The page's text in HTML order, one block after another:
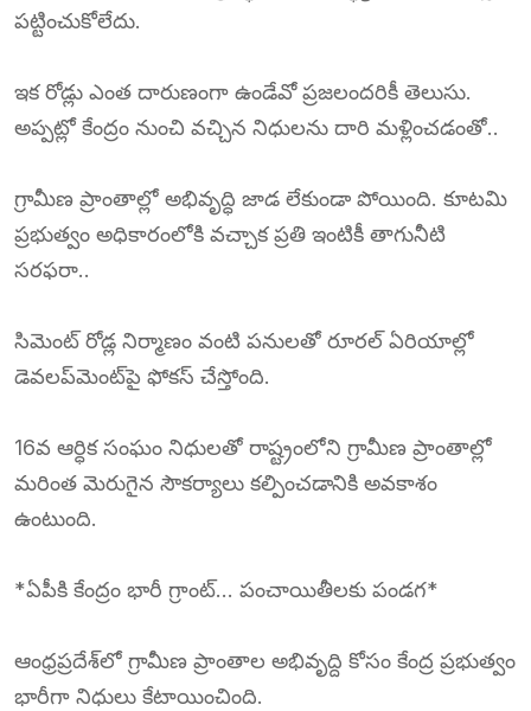
పట్టించుకోలేదు.
ఇక రోడ్లు ఎంత దారుణంగా ఉండేవో ప్రజలందరికీ తెలుసు.
అప్పట్లో కేంద్రం నుంచి వచ్చిన నిధులను దారి మళ్లించడంతో..
గ్రామీణ ప్రాంతాల్లో అభివృద్ధి జాడ లేకుండా పోయింది. కూటమి
ప్రభుత్వం అధికారంలోకి వచ్చాక ప్రతి ఇంటికీ తాగునీటి
సరఫరా..
సిమెంట్ రోడ్ల నిర్మాణం వంటి పనులతో రూరల్‌ ఏరియాల్లో
డెవలప్‌మెంట్‌పై ఫోకస్‌ చేస్తోంది.
16వ ఆర్ధిక సంఘం నిధులతో రాష్ట్రంలోని గ్రామీణ ప్రాంతాల్లో
మరింత మెరుగైన సౌకర్యాలు కల్పించడానికి అవకాశం
ఉంటుంది.
*ఏపీకి కేంద్రం భారీ గ్రాంట్‌… పంచాయితీలకు పండగ*
ఆంధ్రప్రదేశ్‌లో గ్రామీణ ప్రాంతాల అభివృద్ది కోసం కేంద్ర ప్రభుత్వం
భారీగా నిధులు కేటాయించింది.